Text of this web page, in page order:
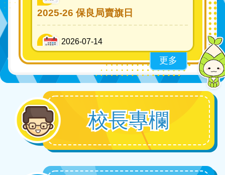
2025-26 保良局賣旗日
2026-07-14
香港創科展2025-2026
中電智能都會創新能源比賽2025/26
2026-07-13
弱旅的尊嚴
更多
校長專欄